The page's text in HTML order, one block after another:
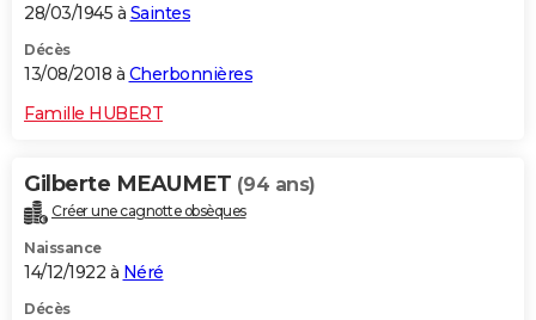
28/03/1945 à Saintes
Décès
13/08/2018 à Cherbonnières
Famille HUBERT
Gilberte MEAUMET (94 ans)
Créer une cagnotte obsèques
Naissance
14/12/1922 à Néré
Décès